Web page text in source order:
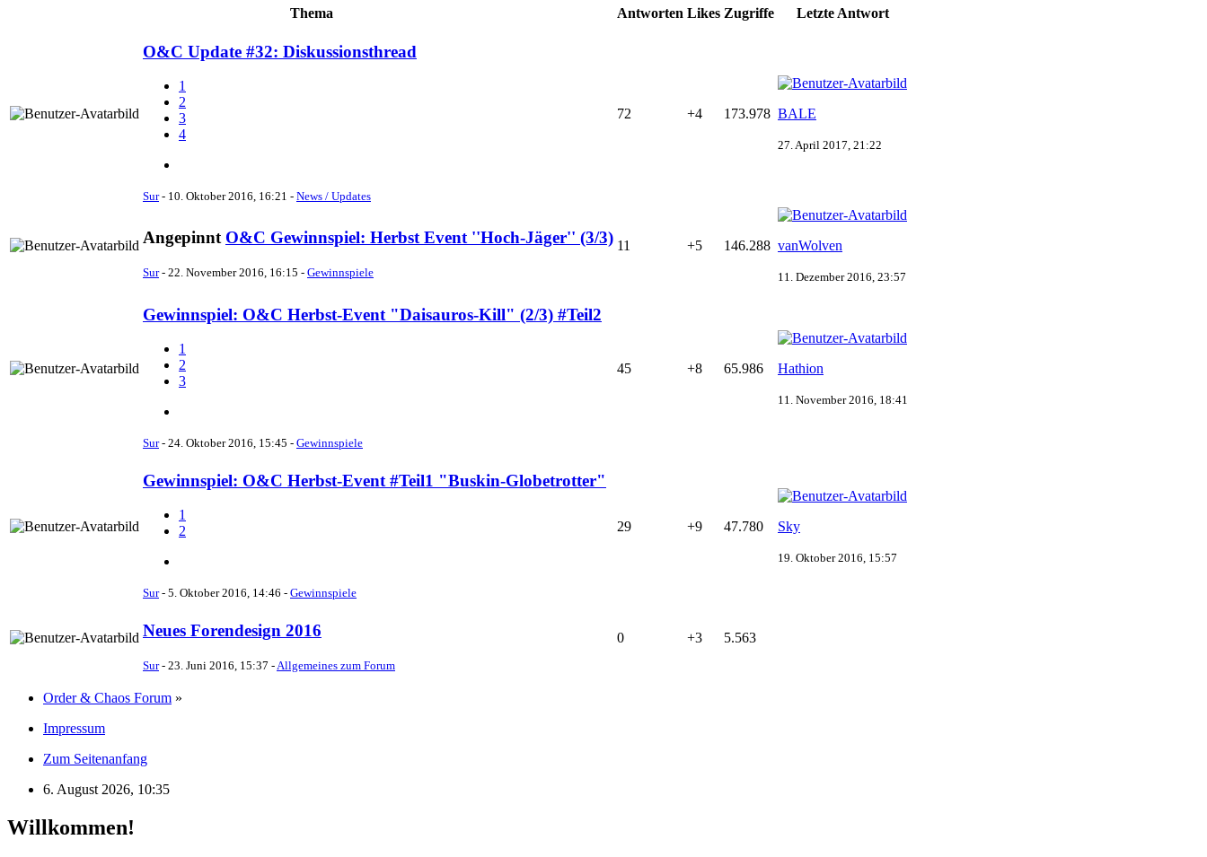
Thema Antworten Likes Zugriffe Letzte Antwort
O&C Update #32: Diskussionsthread
1
2
3
4
Sur- 10. Oktober 2016, 16:21 - News / Updates
72 +4 173.978 BALE
27. April 2017, 21:22
Angepinnt O&C Gewinnspiel: Herbst Event ''Hoch-Jäger'' (3/3)
Sur- 22. November 2016, 16:15 - Gewinnspiele
11 +5 146.288 vanWolven
11. Dezember 2016, 23:57
Gewinnspiel: O&C Herbst-Event "Daisauros-Kill" (2/3) #Teil2
1
2
3
Sur- 24. Oktober 2016, 15:45 - Gewinnspiele
45 +8 65.986 Hathion
11. November 2016, 18:41
Gewinnspiel: O&C Herbst-Event #Teil1 "Buskin-Globetrotter"
1
2
Sur- 5. Oktober 2016, 14:46 - Gewinnspiele
29 +9 47.780 Sky
19. Oktober 2016, 15:57
Neues Forendesign 2016
Sur- 23. Juni 2016, 15:37 -Allgemeines zum Forum
0 +3 5.563
Order & Chaos Forum »
Impressum
Zum Seitenanfang
6. August 2026, 10:35
Willkommen!